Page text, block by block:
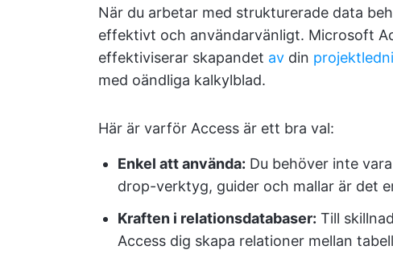
När du arbetar med strukturerade data
effektivt och användarvänligt. Microsoft
effektiviserar skapandet av din
med oändliga kalkylblad.
Här är varför Access är ett bra val:
Enkel att använda: Du behöver inte
drop-verktyg, guider och mallar är det
Kraften i relationsdatabaser: Till
Access dig skapa relationer mellan